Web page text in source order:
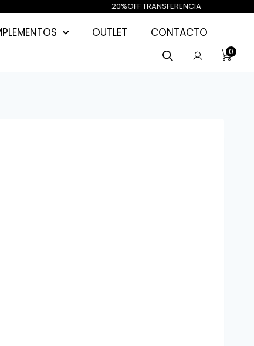
40%OFF / 20 %OFF
OUTLET CONTACTO
0